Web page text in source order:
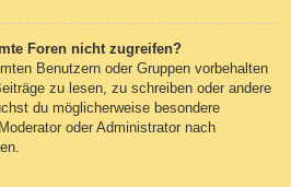
Foren nicht zugreifen?
Benutzern oder Gruppen vorbehalten
zu lesen, zu schreiben oder andere
du möglicherweise besondere
oder Administrator nach